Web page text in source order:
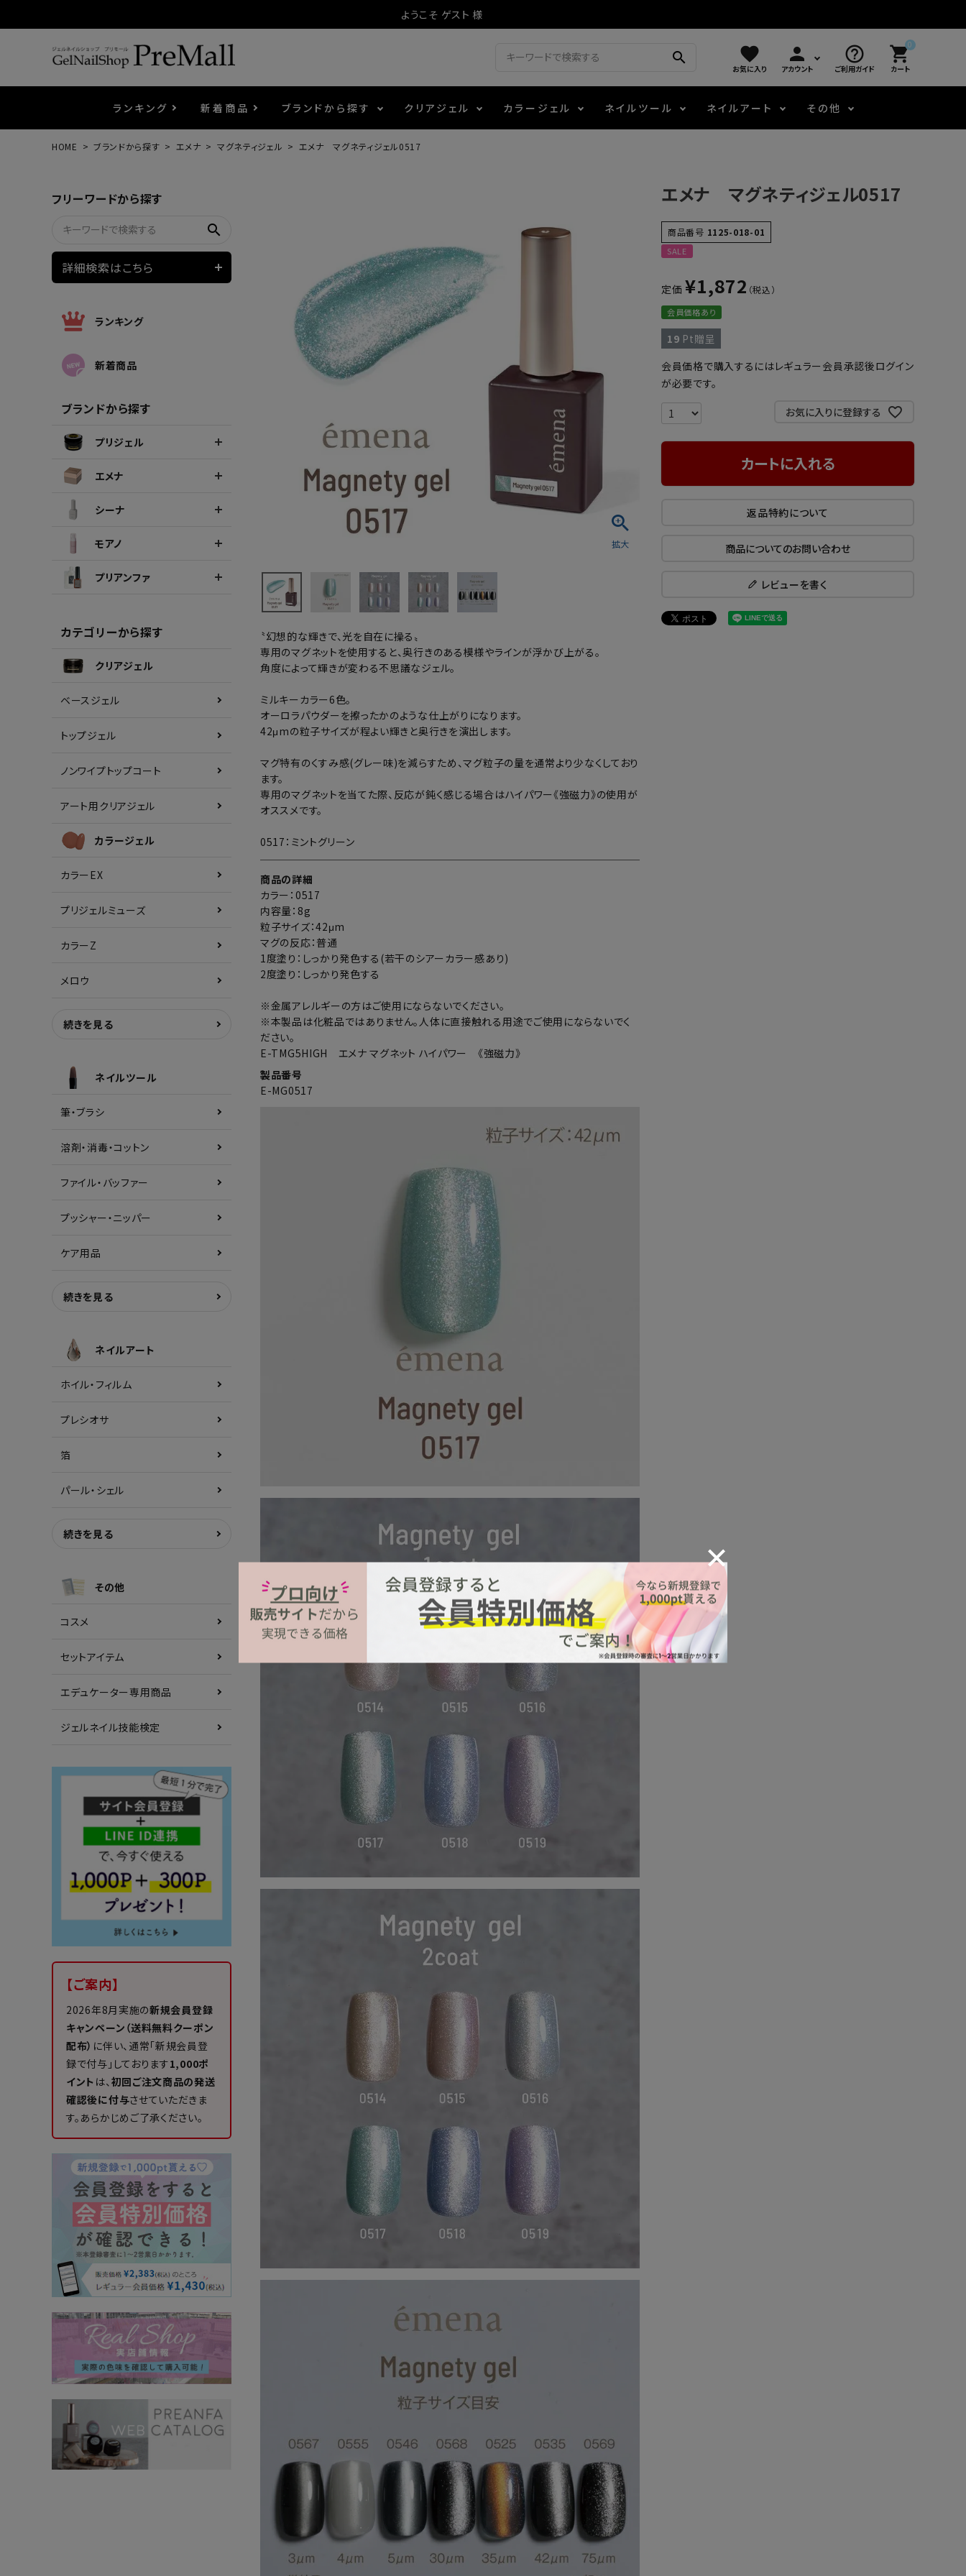
ようこそ ゲスト 様
search favorite
お気に入り
person
アカウント
help_outline
ご利用ガイド
0
shopping_cart
カート
ランキング 新着商品 ブランドから探す クリアジェル カラージェル
ウェービージェル
ファージェル
ポリッシュ・マニキュア
ネイルツール
ネイルマシン
ネイルアート その他
HOME ブランドから探す エメナ マグネティジェル エメナ マグネティジェル0517
フリーワードから探す
search
詳細検索はこちら
ランキング
新着商品
ブランドから探す
プリジェル
エメナ
シーナ
モアノ
プリアンファ
カテゴリーから探す
クリアジェル
ベースジェル
トップジェル
ノンワイプトップコート
アート用クリアジェル
カラージェル
カラーEX
プリジェルミューズ
カラーZ
メロウ
続きを見る
ネイルツール
筆・ブラシ
溶剤・消毒・コットン
ファイル・バッファー
プッシャー・ニッパー
ケア用品
続きを見る
ネイルアート
ホイル・フィルム
プレシオサ
箔
パール・シェル
続きを見る
その他
コスメ
セットアイテム
エデュケーター専用商品
ジェルネイル技能検定
【ご案内】
2026年8月実施の新規会員登録
キャンペーン（送料無料クーポン
配布） に伴い、通常「新規会員登
録で付与」しております1,000ポ
イント は、初回ご注文商品の発送
確認後に付与させていただきま
す。あらかじめご了承ください。
〝幻想的な輝きで、光を自在に操る〟
専用のマグネットを使用すると、奥行きのある模様やラインが浮かび上がる。
角度によって輝きが変わる不思議なジェル。
ミルキーカラー6色。
オーロラパウダーを擦ったかのような仕上がりになります。
42μmの粒子サイズが程よい輝きと奥行きを演出します。
マグ特有のくすみ感(グレー味)を減らすため、マグ粒子の量を通常より少なくしており
ます。
専用のマグネットを当てた際、反応が鈍く感じる場合はハイパワー《強磁力》の使用が
オススメです。
0517：ミントグリーン
商品の詳細
カラー：0517
内容量：8g
粒子サイズ：42μm
マグの反応：普通
1度塗り：しっかり発色する(若干のシアーカラー感あり)
2度塗り：しっかり発色する
※金属アレルギーの方はご使用にならないでください。
※本製品は化粧品ではありません。人体に直接触れる用途でご使用にならないでく
ださい。
E-TMG5HIGH エメナ マグネット ハイパワー 《強磁力》
製品番号
E-MG0517
エメナ マグネティジェル0517
商品番号 1125-018-01
SALE
定価 ¥1,872
会員価格あり
19 Pt贈呈
会員価格で購入するにはレギュラー会員承認後ログイン
が必要です。
お気に入りに登録する
カートに入れる
返品特約について
商品についてのお問い合わせ
レビューを書く